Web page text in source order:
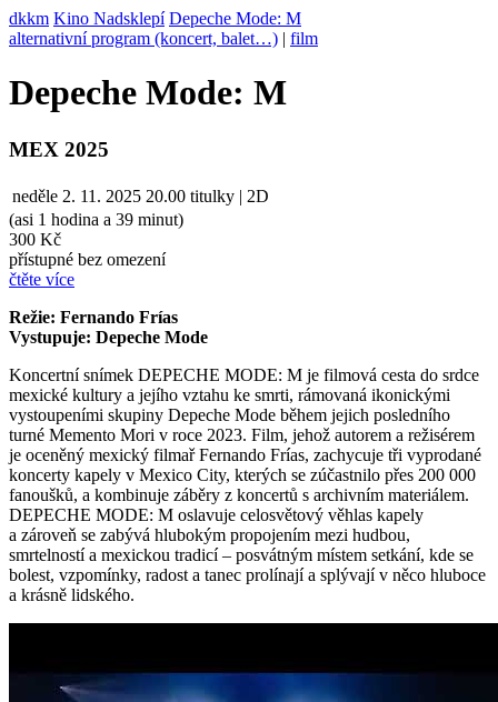
dkkm Kino Nadsklepí Depeche Mode: M
alternativní program (koncert, balet…) | film
Depeche Mode: M
MEX 2025
neděle 2. 11. 2025 20.00 titulky | 2D
(asi 1 hodina a 39 minut)
300 Kč
přístupné bez omezení
čtěte více
Režie: Fernando Frías
Vystupuje: Depeche Mode
Koncertní snímek DEPECHE MODE: M je filmová cesta do srdce
mexické kultury a jejího vztahu ke smrti, rámovaná ikonickými
vystoupeními skupiny Depeche Mode během jejich posledního
turné Memento Mori v roce 2023. Film, jehož autorem a režisérem
je oceněný mexický filmař Fernando Frías, zachycuje tři vyprodané
koncerty kapely v Mexico City, kterých se zúčastnilo přes 200 000
fanoušků, a kombinuje záběry z koncertů s archivním materiálem.
DEPECHE MODE: M oslavuje celosvětový věhlas kapely
a zároveň se zabývá hlubokým propojením mezi hudbou,
smrtelností a mexickou tradicí – posvátným místem setkání, kde se
bolest, vzpomínky, radost a tanec prolínají a splývají v něco hluboce
a krásně lidského.